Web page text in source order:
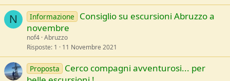
N Informazione
Consiglio su escursioni Abruzzo a
novembre
nof4 Abruzzo
Risposte 1 11 Novembre 2021
Proposta
Cerco compagni avventurosi... per